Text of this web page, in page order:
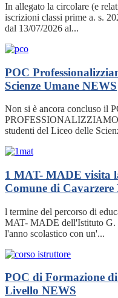
In allegato la circolare (e
iscrizioni classi prime a. s.
dal 13/07/2026 al...
POC
Scienze Umane NEWS
Non si è ancora concluso il
studenti del Liceo delle
1 MAT- MADE visita
Comune di Cavarzere
l termine del percorso di
MAT- MADE dell'Istituto G.
l'anno scolastico con un'...
POC di Formazione
Livello NEWS